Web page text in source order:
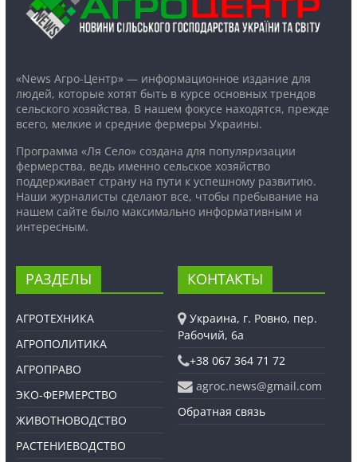
«News Агро-Центр» — информационное издание для
людей, которые хотят быть в курсе основных трендов
сельского хозяйства. В нашем фокусе находятся, прежде
всего, мелкие и средние фермеры Украины.
Программа «Ля Село» создана для популяризации
фермерства, ведь именно сельское хозяйство
поддерживает страну на пути к успешному развитию.
Наши журналисты сделают все, чтобы пребывание на
нашем сайте было максимально информативным и
интересным.
РАЗДЕЛЫ
АГРОТЕХНИКА
АГРОПОЛИТИКА
АГРОПРАВО
ЭКО-ФЕРМЕРСТВО
ЖИВОТНОВОДСТВО
РАСТЕНИЕВОДСТВО
КОНТАКТЫ
Украина, г. Ровно, пер.
Рабочий, 6а
+38 067 364 71 72
agroc.news@gmail.com
Обратная связь